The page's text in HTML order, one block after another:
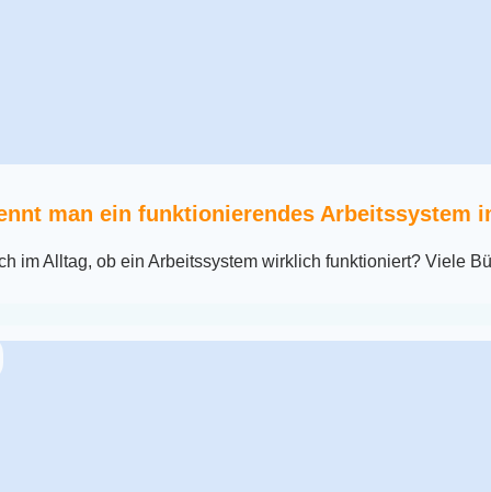
man ein funktionierendes Arbeitssystem
im Alltag, ob ein Arbeitssystem wirklich funktioniert? Viele